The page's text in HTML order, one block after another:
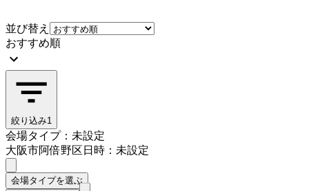
並び替え
おすすめ順
絞り込み1
会場タイプ：未設定
大阪市阿倍野区日時：未設定
会場タイプを選ぶ